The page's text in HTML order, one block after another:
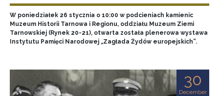
W poniedziałek 26 stycznia o 10:00 w podcieniach kamienic
Muzeum Historii Tarnowa i Regionu, oddziału Muzeum Ziemi
Tarnowskiej (Rynek 20-21), otwarta została plenerowa wystawa
Instytutu Pamięci Narodowej „Zagłada Żydów europejskich”.
30
December